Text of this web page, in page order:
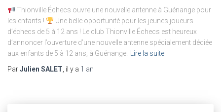
Thionville Échecs ouvre une nouvelle antenne à Guénange pour
les enfants !
Une belle opportunité pour les jeunes joueurs
d’échecs de 5 à 12 ans ! Le club Thionville Échecs est heureux
d’annoncer l’ouverture d’une nouvelle antenne spécialement dédiée
aux enfants de 5 à 12 ans, à Guénange. Lire la suite
ParJulien SALET, il y a 1 an